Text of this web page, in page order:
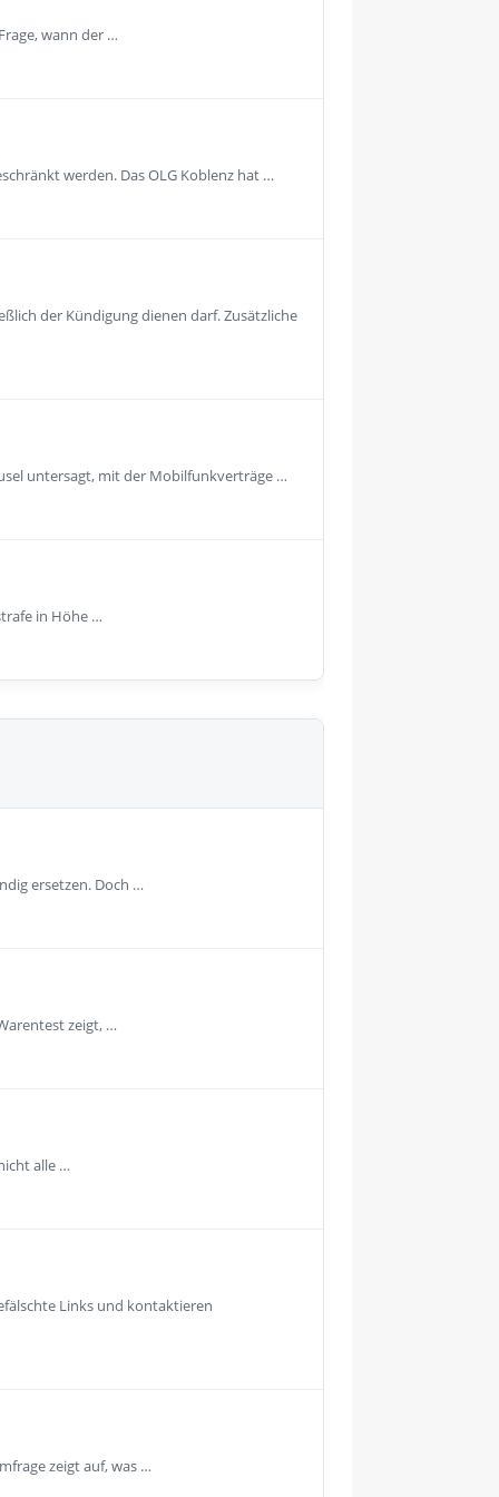
wann der …
werden. Das OLG Koblenz hat …
der Kündigung dienen darf. Zusätzliche
untersagt, mit der Mobilfunkverträge …
in Höhe …
ersetzen. Doch …
zeigt, …
alle …
Links und kontaktieren
zeigt auf, was …